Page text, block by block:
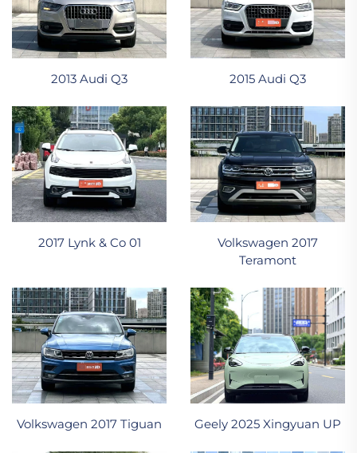
2013 Audi Q3 2015 Audi Q3
2017 Lynk & Co 01
Volkswagen 2017
Teramont
Volkswagen 2017 Tiguan Geely 2025 Xingyuan UP